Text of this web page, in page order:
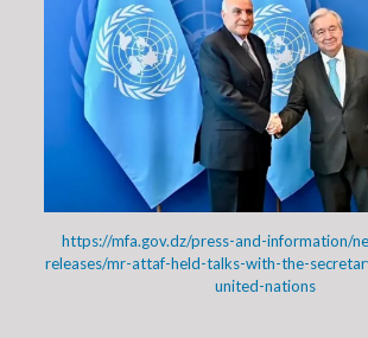
https://mfa.gov.dz/press-and-information/
releases/mr-attaf-held-talks-with-the-
united-nations